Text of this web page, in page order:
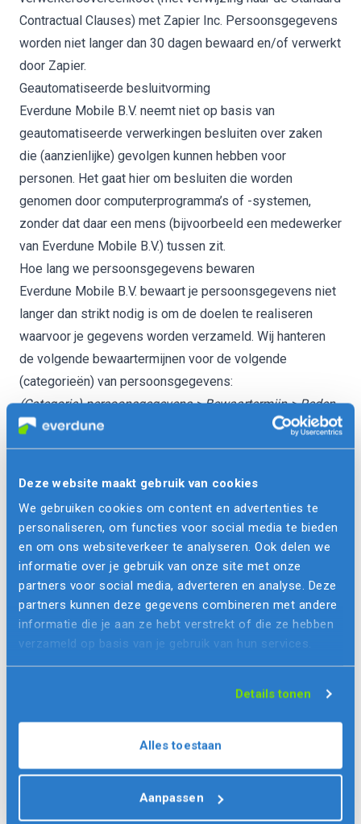
Deze website maakt gebruik van cookies
We gebruiken cookies om content en advertenties te
personaliseren, om functies voor social media te bieden
en om ons websiteverkeer te analyseren. Ook delen we
informatie over je gebruik van onze site met onze
partners voor social media, adverteren en analyse. Deze
partners kunnen deze gegevens combineren met andere
informatie die je aan ze hebt verstrekt of die ze hebben
verzameld op basis van je gebruik van hun services.
Details tonen
Alles toestaan
Aanpassen
Contractual Clauses) met Zapier Inc. Persoonsgegevens
worden niet langer dan 30 dagen bewaard en/of verwerkt
door Zapier.
Geautomatiseerde besluitvorming
Everdune Mobile B.V. neemt niet op basis van
geautomatiseerde verwerkingen besluiten over zaken
die (aanzienlijke) gevolgen kunnen hebben voor
personen. Het gaat hier om besluiten die worden
genomen door computerprogramma’s of -systemen,
zonder dat daar een mens (bijvoorbeeld een medewerker
van Everdune Mobile B.V.) tussen zit.
Hoe lang we persoonsgegevens bewaren
Everdune Mobile B.V. bewaart je persoonsgegevens niet
langer dan strikt nodig is om de doelen te realiseren
waarvoor je gegevens worden verzameld. Wij hanteren
de volgende bewaartermijnen voor de volgende
(categorieën) van persoonsgegevens:
(Categorie) persoonsgegevens > Bewaartermijn > Reden
IP adressen > 24 uur > Om misbruik van deze website te
voorkomen of te detecteren
kunnen opnemen na invullen contactformulier of de
digitale innovatie test
Delen van persoonsgegevens met derden
Everdune Mobile B.V. verstrekt uitsluitend aan derden en
alleen als dit nodig is voor de uitvoering van onze
overeenkomst met jou of om te voldoen aan een
wettelijke verplichting.
Cookies, of vergelijkbare technieken, die wij gebruiken
tracking cookies. Een cookie is een klein tekstbestand
dat bij het eerste bezoek aan deze website wordt
opgeslagen in de browser van je computer, tablet of
smartphone. Everdune Mobile B.V. gebruikt cookies met